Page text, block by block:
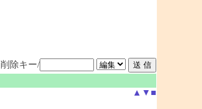
削除キー/
▲ ▼ ■